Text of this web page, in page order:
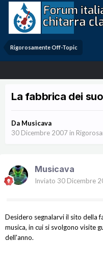
Rigorosamente Off-Topic
La fabbrica dei
Da Musicava
30 Dicembre 2007 in
Musicava
Inviato 30 Dicembre
Desidero segnalarvi il sito della
musica, in cui si svolgono visite
dell'anno.